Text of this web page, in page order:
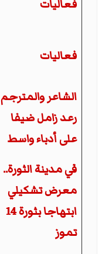
فعاليات
فعاليات
الشاعر والمترجم
رعد زامل ضيفا
على أدباء واسط
في مدينة الثورة..
معرض تشكيلي
ابتهاجا بثورة 14
تموز